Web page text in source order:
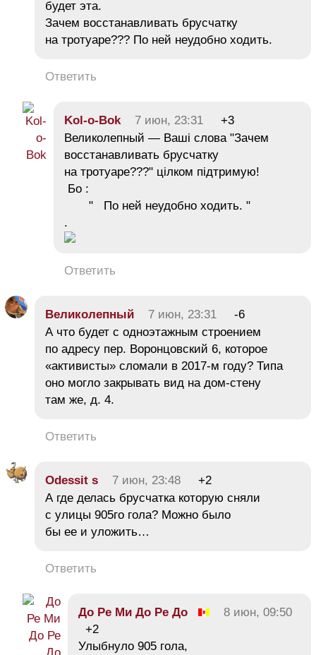
будет эта.
Зачем восстанавливать брусчатку
на тротуаре??? По ней неудобно ходить.
Ответить
Kol-o-Bok 7 июн, 23:31
+3
Великолепный — Ваші слова "Зачем
восстанавливать брусчатку
на тротуаре???" цілком підтримую!
Бо :
" По ней неудобно ходить. "
.
Ответить
Великолепный 7 июн, 23:31
-6
А что будет с одноэтажным строением
по адресу пер. Воронцовский 6, которое
«активисты» сломали в 2017-м году? Типа
оно могло закрывать вид на дом-стену
там же, д. 4.
Ответить
Odessit s 7 июн, 23:48
+2
А где делась брусчатка которую сняли
с улицы 905го гола? Можно было
бы ее и уложить…
Ответить
До Ре Ми До Ре До
8 июн, 09:50
+2
Улыбнуло 905 гола,